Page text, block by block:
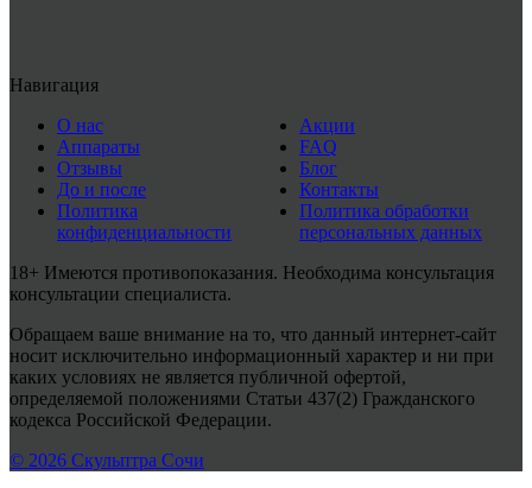
Навигация
О нас
Аппараты
Отзывы
До и после
Политика
конфиденциальности
Акции
FAQ
Блог
Контакты
Политика обработки
персональных данных
18+ Имеются противопоказания. Необходима консультация
консультации специалиста.
Обращаем ваше внимание на то, что данный интернет-сайт
носит исключительно информационный характер и ни при
каких условиях не является публичной офертой,
определяемой положениями Статьи 437(2) Гражданского
кодекса Российской Федерации.
© 2026 Скульптра Сочи